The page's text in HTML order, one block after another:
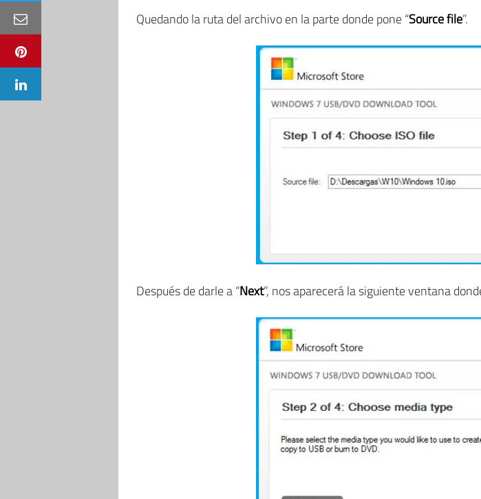
Quedando la ruta del archivo en la parte donde pone “Source file”.
Después de darle a “Next”, nos aparecerá la siguiente ventana